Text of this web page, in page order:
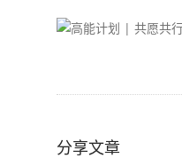
分享文章